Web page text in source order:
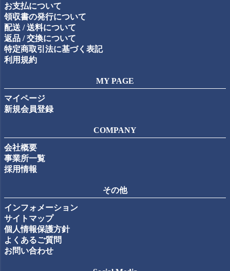
お支払について
領収書の発行について
配送 / 送料について
返品 / 交換について
特定商取引法に基づく表記
利用規約
MY PAGE
マイページ
新規会員登録
COMPANY
会社概要
事業所一覧
採用情報
その他
インフォメーション
サイトマップ
個人情報保護方針
よくあるご質問
お問い合わせ